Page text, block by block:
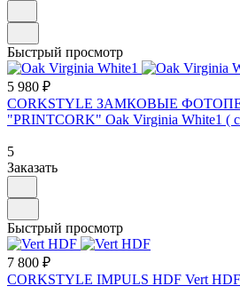
Быстрый просмотр
5 980 ₽
CORKSTYLE ЗАМКОВЫЕ
"PRINTCORK" Oak Virginia White1 (
5
Заказать
Быстрый просмотр
7 800 ₽
CORKSTYLE IMPULS HDF Vert